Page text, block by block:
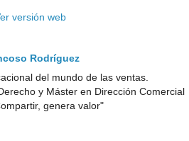
versión web
Rodríguez
del mundo de las ventas.
y Máster en Dirección Comercial
genera valor"